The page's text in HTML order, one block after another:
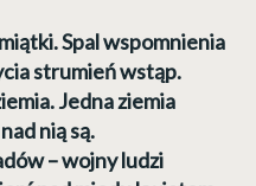
Spal wspomnienia
strumień wstąp.
Jedna ziemia
nią są.
– wojny ludzi